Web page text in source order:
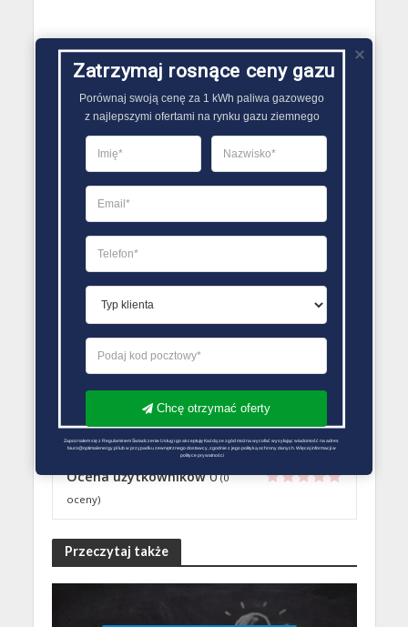
W przypadku zastosowania gazu płynnego,
decydującymi czynnikami są:
brak dostępu do siedzi dystrybucyjnej
wykorzystanie w domkach letniskowych
(wykorzystywanych weekendowo)
konieczność zakupu lub dzierżawy zbiornika
posiadając zbiornik płacimy niższe koszty
spalania 1kWh
Naszym zdaniem czynnikiem decydującym o
wyborze instalacji gazowej:gaz płynny czy
ziemnyjest dostęp do blisko zlokalizowanej sieci
dystrybucyjnej gazu ziemnego, a nie faktyczne
jednego czy drugiego rozwiązania w dłuższej
perspektywie czasowej.
Ocena użytkowników 0 (0
oceny)
Przeczytaj także
Zatrzymaj rosnące ceny gazu
Porównaj swoją cenę za 1 kWh paliwa gazowego
z najlepszymi ofertami na rynku gazu ziemnego
Chcę otrzymać oferty
Zapoznałem się z Regulaminem Świadczenie Usług i go akceptuję Każdą ze zgód można wycofać wysyłając wiadomość na adres
biuro@optimalenergy.pl lub w przypadku zewnętrznego dostawcy, zgodnie z jego polityką ochrony danych. Więcej informacji w
polityce prywatności